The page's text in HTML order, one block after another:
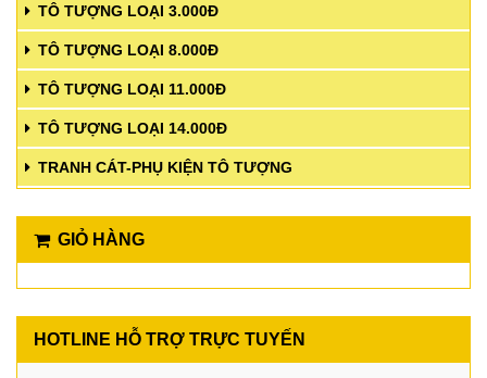
TÔ TƯỢNG LOẠI 3.000Đ
TÔ TƯỢNG LOẠI 8.000Đ
TÔ TƯỢNG LOẠI 11.000Đ
TÔ TƯỢNG LOẠI 14.000Đ
TRANH CÁT-PHỤ KIỆN TÔ TƯỢNG
GIỎ HÀNG
HOTLINE HỖ TRỢ TRỰC TUYẾN